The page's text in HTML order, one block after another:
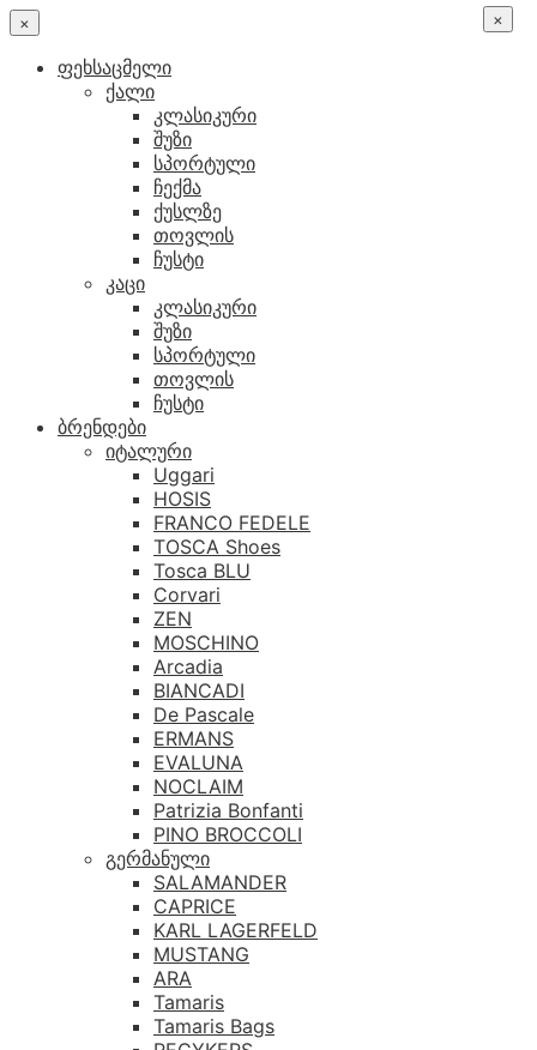
×
ფეხსაცმელი
ქალი
კლასიკური
შუზი
სპორტული
ჩექმა
ქუსლზე
თოვლის
ჩუსტი
კაცი
კლასიკური
შუზი
სპორტული
თოვლის
ჩუსტი
ბრენდები
იტალური
Uggari
HOSIS
FRANCO FEDELE
TOSCA Shoes
Tosca BLU
Corvari
ZEN
MOSCHINO
Arcadia
BIANCADI
De Pascale
ERMANS
EVALUNA
NOCLAIM
Patrizia Bonfanti
PINO BROCCOLI
გერმანული
SALAMANDER
CAPRICE
KARL LAGERFELD
MUSTANG
ARA
Tamaris
Tamaris Bags
×